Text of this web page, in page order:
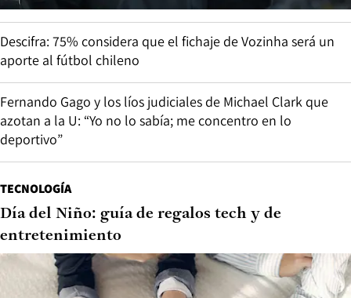
Descifra: 75% considera que el fichaje de Vozinha será un
aporte al fútbol chileno
Fernando Gago y los líos judiciales de Michael Clark que
azotan a la U: “Yo no lo sabía; me concentro en lo
deportivo”
TECNOLOGÍA
Día del Niño: guía de regalos tech y de
entretenimiento